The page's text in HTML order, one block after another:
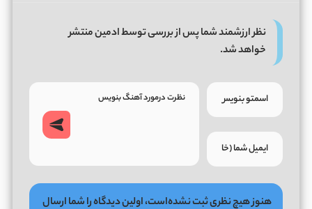
نظر ارزشمند شما پس از بررسی توسط ادمین منتشر
خواهد شد.
هنوز هیچ نظری ثبت نشده‌است، اولین دیدگاه را شما ارسال